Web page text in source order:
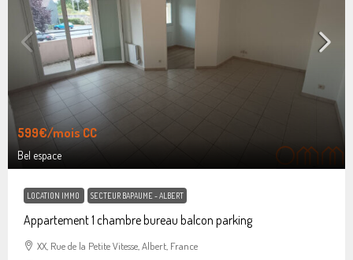
599€/mois CC
Bel espace
LOCATION IMMO SECTEUR BAPAUME - ALBERT
Appartement 1 chambre bureau balcon parking
XX, Rue de la Petite Vitesse, Albert, France